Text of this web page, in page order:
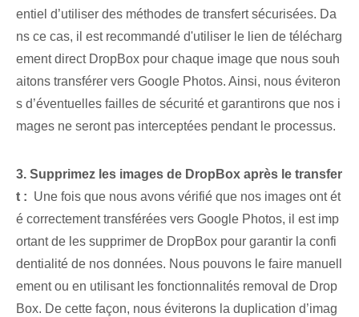
entiel d’utiliser des méthodes de transfert sécurisées‍. Da
ns ce cas, il est recommandé d'utiliser le lien de télécharg
ement direct DropBox pour chaque image que nous souh
aitons transférer vers Google Photos. Ainsi, nous éviteron
s d’éventuelles failles de sécurité et garantirons que nos i
mages ne seront pas interceptées pendant le processus.
3. Supprimez les images de DropBox après le transfer
t : ⁤ Une fois que nous avons vérifié que nos ⁤images ont ét
é correctement transférées‌ vers Google Photos⁤, il est imp
ortant de les supprimer de DropBox pour garantir la confi
dentialité de ⁢nos ⁢données. Nous pouvons le faire manuell
ement ou en utilisant les fonctionnalités ⁤removal‌ de Drop
Box. De cette façon, nous éviterons la duplication d’imag